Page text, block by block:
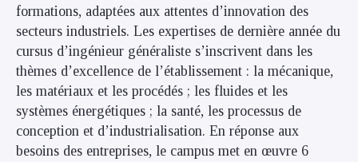
formations, adaptées aux attentes d’innovation des
secteurs industriels. Les expertises de dernière année du
cursus d’ingénieur généraliste s’inscrivent dans les
thèmes d’excellence de l’établissement : la mécanique,
les matériaux et les procédés ; les fluides et les
systèmes énergétiques ; la santé, les processus de
conception et d’industrialisation. En réponse aux
besoins des entreprises, le campus met en œuvre 6